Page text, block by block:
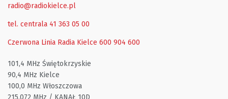
radio@radiokielce.pl
tel. centrala 41 363 05 00
Czerwona Linia Radia Kielce 600 904 600
101,4 MHz Świętokrzyskie
90,4 MHz Kielce
100,0 MHz Włoszczowa
215,072 MHz / KANAŁ 10D